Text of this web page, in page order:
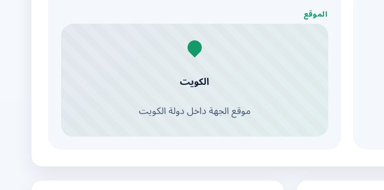
الموقع
الكويت
موقع الجهة داخل دولة الكويت